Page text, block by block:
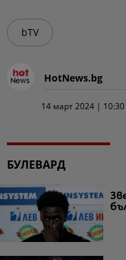
bTV
HotNews.bg
14 март 2024 | 10:30
БУЛЕВАРД